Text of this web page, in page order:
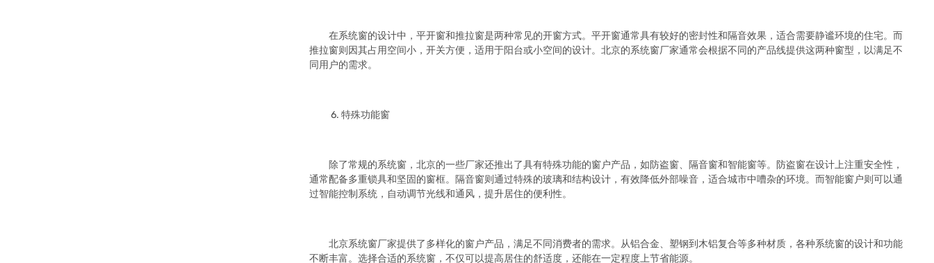
在系统窗的设计中，平开窗和推拉窗是两种常见的开窗方式。平开窗通常具有较好的密封性和隔音效果，适合需要静谧环境的住宅。而
推拉窗则因其占用空间小，开关方便，适用于阳台或小空间的设计。北京的系统窗厂家通常会根据不同的产品线提供这两种窗型，以满足不
同用户的需求。
6. 特殊功能窗
除了常规的系统窗，北京的一些厂家还推出了具有特殊功能的窗户产品，如防盗窗、隔音窗和智能窗等。防盗窗在设计上注重安全性，
通常配备多重锁具和坚固的窗框。隔音窗则通过特殊的玻璃和结构设计，有效降低外部噪音，适合城市中嘈杂的环境。而智能窗户则可以通
过智能控制系统，自动调节光线和通风，提升居住的便利性。
北京系统窗厂家提供了多样化的窗户产品，满足不同消费者的需求。从铝合金、塑钢到木铝复合等多种材质，各种系统窗的设计和功能
不断丰富。选择合适的系统窗，不仅可以提高居住的舒适度，还能在一定程度上节省能源。